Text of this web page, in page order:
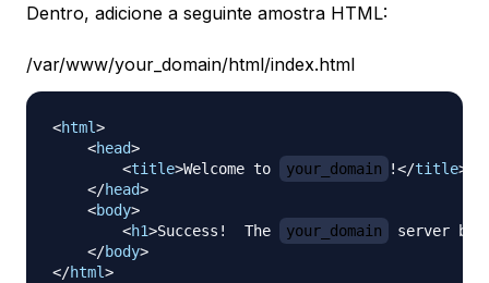
Dentro, adicione a seguinte amostra HTML:
/var/www/your_domain/html/index.html
<html>
<head>
<title>Welcome to your_domain !</title>
</head>
<body>
<h1>Success!  The your_domain
server
</body>
</html>